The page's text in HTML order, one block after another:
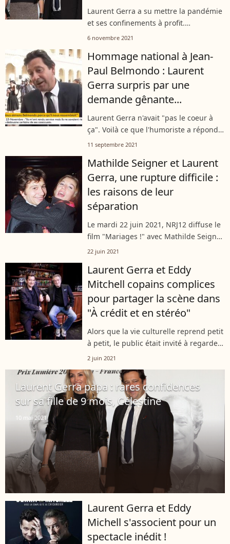
Laurent Gerra a su mettre la pandémie
et ses confinements à profit.
L'humoriste s'est confié sur cette
Célestine (1 an) auprès de Télé Star,
dans...
6 novembre 2021
player2
Hommage national à Jean-
Paul Belmondo : Laurent
Gerra surpris par une
demande gênante...
Laurent Gerra n'avait "pas le coeur à
ça". Voilà ce que l'humoriste a répondu
à la question d'un journaliste en marge
mémoire de Jean-Paul Belmondo,...
11 septembre 2021
Mathilde Seigner et Laurent
Gerra, une rupture difficile :
les raisons de leur
séparation
Le mardi 22 juin 2021, NRJ12 diffuse le
film "Mariages !" avec Mathilde Seigner.
L'occasion d'en savoir plus sur ses
avec Laurent Gerra. Elle a...
22 juin 2021
Laurent Gerra et Eddy
Mitchell copains complices
pour partager la scène dans
"À crédit et en stéréo"
Alors que la vie culturelle reprend petit
à petit, le public était invité à regarder
en streaming, le 27 mai dernier, le
avec le duo composé...
2 juin 2021
Laurent Gerra papa : rares confidences
sur sa fille de 9 mois, Célestine
10 mai 2021
Laurent Gerra et Eddy
Michell s'associent pour un
spectacle inédit !